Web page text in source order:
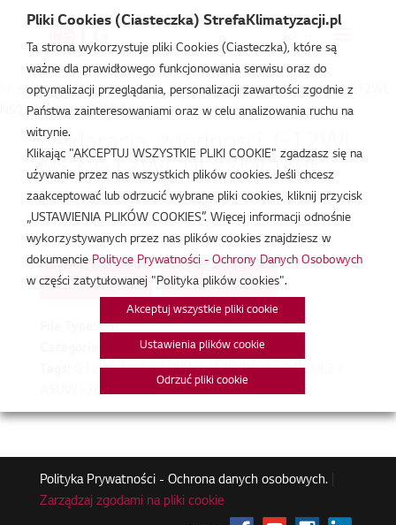
Strefa Klimatyzacji /Deklaracja Zgodności/Deklaracja_zgodnosci_G12WL
NS3, G12WL UL2 (ML).pdf
Deklaracja_zgodnosci_G12WL
NS3, G12WL UL2 (ML).pdf
lut 18, 2026
Pobierz Podgląd
pdf
Deklaracja Zgodności
G12WL.NS3 / ASNW1263WB0, G12WL.UL2 /
ASUW1263WB0
Polityka Prywatności - Ochrona danych osobowych.|
Zarządzaj zgodami na pliki cookie
Pliki Cookies (Ciasteczka) StrefaKlimatyzacji.pl
Ta strona wykorzystuje pliki Cookies (Ciasteczka), które są
ważne dla prawidłowego funkcjonowania serwisu oraz do
optymalizacji przeglądania, personalizacji zawartości zgodnie z
Państwa zainteresowaniami oraz w celu analizowania ruchu na
witrynie.
Klikając "AKCEPTUJ WSZYSTKIE PLIKI COOKIE" zgadzasz się na
używanie przez nas wszystkich plików cookies. Jeśli chcesz
zaakceptować lub odrzucić wybrane pliki cookies, kliknij przycisk
„USTAWIENIA PLIKÓW COOKIES”. Więcej informacji odnośnie
wykorzystywanych przez nas plików cookies znajdziesz w
dokumencie Polityce Prywatności - Ochrony Danych Osobowych
w części zatytułowanej "Polityka plików cookies".
Akceptuj wszystkie pliki cookie
Ustawienia plików cookie
Odrzuć pliki cookie